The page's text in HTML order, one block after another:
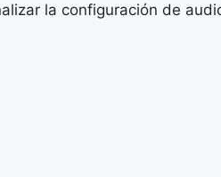
la configuración de